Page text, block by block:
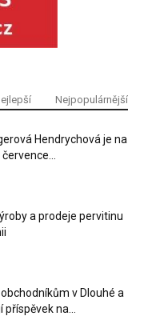
Nejpopulárnější
Hendrychová je na
a prodeje pervitinu
v Dlouhé a
na...